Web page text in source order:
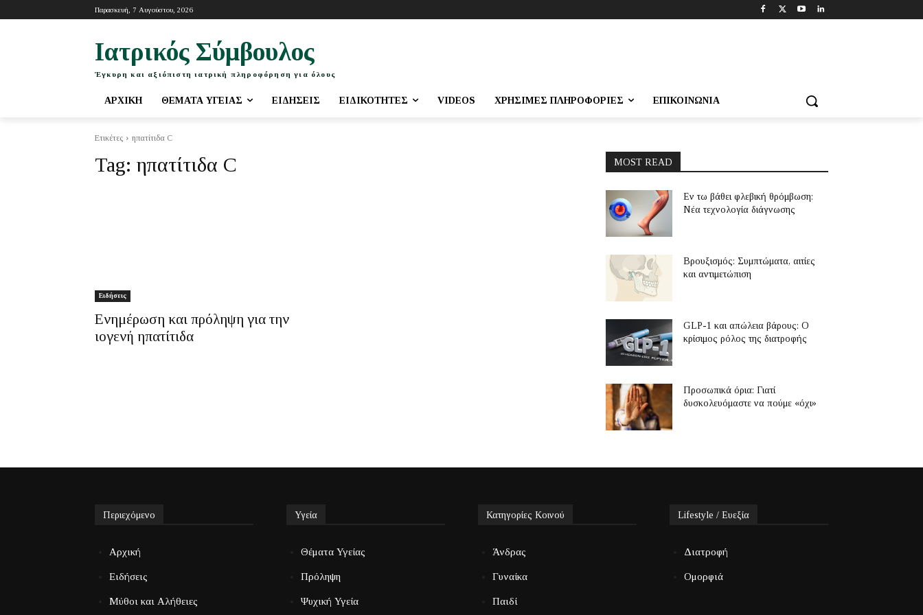
Παρασκευή, 7 Αυγούστου, 2026
Ιατρικός Σύμβουλος
Έγκυρη και αξιόπιστη ιατρική πληροφόρηση για όλους
ΑΡΧΙΚΉ ΘΈΜΑΤΑ ΥΓΕΊΑΣ ΕΙΔΉΣΕΙΣ ΕΙΔΙΚΌΤΗΤΕΣ VIDEOS ΧΡΉΣΙΜΕΣ ΠΛΗΡΟΦΟΡΊΕΣ ΕΠΙΚΟΙΝΩΝΊΑ
Ετικέτες ηπατίτιδα C
Tag: ηπατίτιδα C
Ειδήσεις
Ενημέρωση και πρόληψη για την
ιογενή ηπατίτιδα
MOST READ
Εν τω βάθει φλεβική θρόμβωση:
Νέα τεχνολογία διάγνωσης
Βρουξισμός: Συμπτώματα, αιτίες
και αντιμετώπιση
GLP-1 και απώλεια βάρους: Ο
κρίσιμος ρόλος της διατροφής
Προσωπικά όρια: Γιατί
δυσκολευόμαστε να πούμε «όχι»
Περιεχόμενο
Αρχική
Ειδήσεις
Μύθοι και Αλήθειες
Υγεία
Θέματα Υγείας
Πρόληψη
Ψυχική Υγεία
Κατηγορίες Κοινού
Άνδρας
Γυναίκα
Παιδί
Lifestyle / Ευεξία
Διατροφή
Ομορφιά